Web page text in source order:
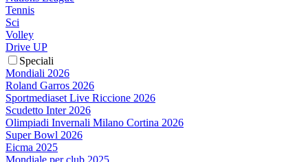
Tennis
Sci
Volley
Drive UP
Speciali
Mondiali 2026
Roland Garros 2026
Sportmediaset Live Riccione 2026
Scudetto Inter 2026
Olimpiadi Invernali Milano Cortina 2026
Super Bowl 2026
Eicma 2025
Mondiale per club 2025